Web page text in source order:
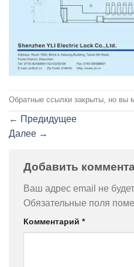
Обратные ссылки закрыты, но вы
← Предидущее
Далее →
Добавить
Ваш адрес email не
Обязательные поля
Комментарий *